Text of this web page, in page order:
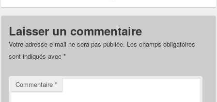
Laisser un commentaire
Votre adresse e-mail ne sera pas publiée. Les champs obligatoires
sont indiqués avec *
Commentaire *